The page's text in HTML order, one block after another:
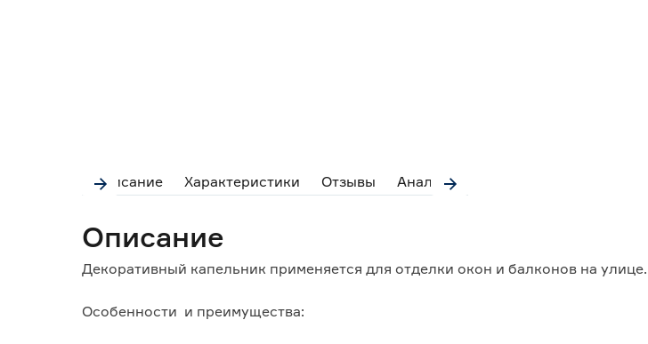
Описание Характеристики Отзывы Аналоги
Описание
Декоративный капельник применяется для отделки окон и балконов на улице.
Особенности и преимущества: